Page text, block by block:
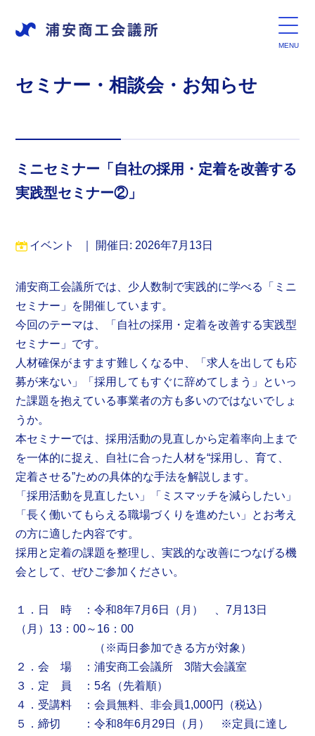
セミナー・相談会・お知らせ
ミニセミナー「自社の採用・定着を改善する
実践型セミナー②」
イベント 開催日: 2026年7月13日
浦安商工会議所では、少人数制で実践的に学べる「ミニ
セミナー」を開催しています。
今回のテーマは、「自社の採用・定着を改善する実践型
セミナー」です。
人材確保がますます難しくなる中、「求人を出しても応
募が来ない」「採用してもすぐに辞めてしまう」といっ
た課題を抱えている事業者の方も多いのではないでしょ
うか。
本セミナーでは、採用活動の見直しから定着率向上まで
を一体的に捉え、自社に合った人材を“採用し、育て、
定着させる”ための具体的な手法を解説します。
「採用活動を見直したい」「ミスマッチを減らしたい」
「長く働いてもらえる職場づくりを進めたい」とお考え
の方に適した内容です。
採用と定着の課題を整理し、実践的な改善につなげる機
会として、ぜひご参加ください。
１．日 時 ：令和8年7月6日（月） 、7月13日
（月）13：00～16：00
（※両日参加できる方が対象）
２．会 場 ：浦安商工会議所 3階大会議室
３．定 員 ：5名（先着順）
４．受講料 ：会員無料、非会員1,000円（税込）
５．締切 ：令和8年6月29日（月） ※定員に達し